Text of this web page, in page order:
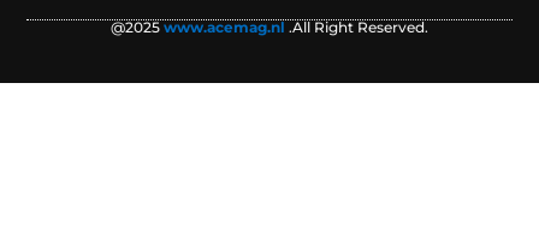
@2025www.acemag.nl .All Right Reserved.